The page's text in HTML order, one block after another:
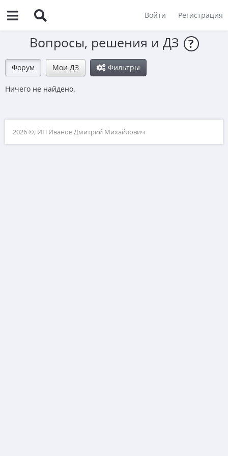
Войти Регистрация
Вопросы, решения и ДЗ ?
Форум Мои ДЗ Фильтры
Ничего не найдено.
2026 ©, ИП Иванов Дмитрий Михайлович